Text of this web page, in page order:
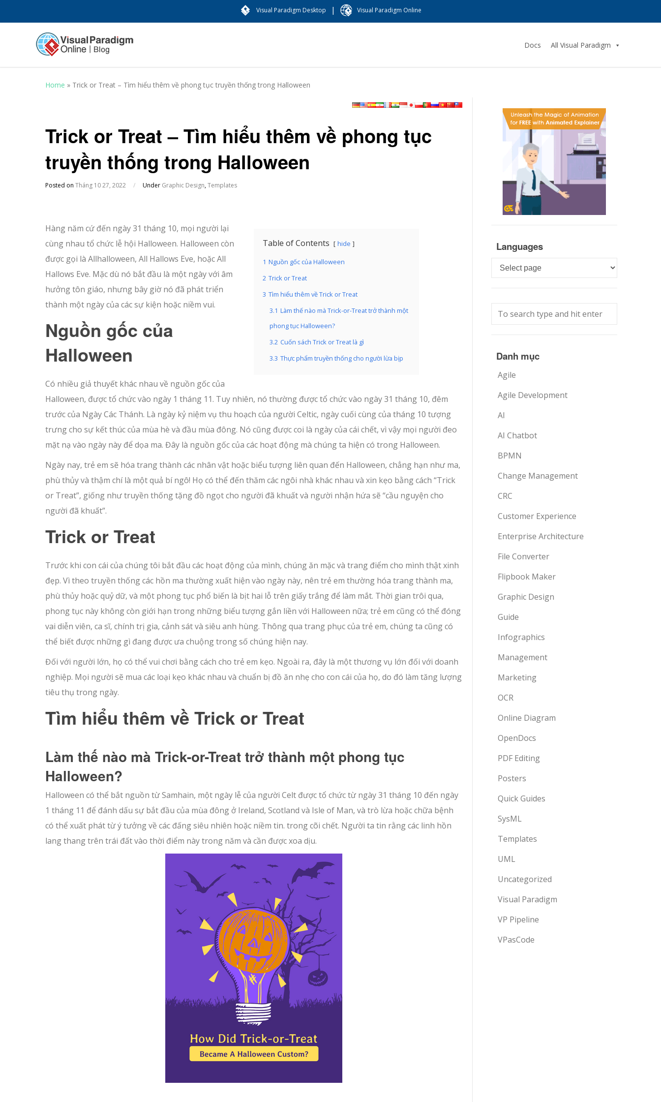
Visual Paradigm Desktop | Visual Paradigm Online
Docs All Visual Paradigm
Home » Trick or Treat – Tìm hiểu thêm về phong tục truyền thống trong Halloween
Trick or Treat – Tìm hiểu thêm về phong tục
truyền thống trong Halloween
Posted on Tháng 10 27, 2022 / Under Graphic Design,Templates
Table of Contents hide
1 Nguồn gốc của Halloween
2 Trick or Treat
3 Tìm hiểu thêm về Trick or Treat
3.1 Làm thế nào mà Trick-or-Treat trở thành một
phong tục Halloween?
3.2 Cuốn sách Trick or Treat là gì
3.3 Thực phẩm truyền thống cho người lừa bịp
Hàng năm cứ đến ngày 31 tháng 10, mọi người lại
cùng nhau tổ chức lễ hội Halloween. Halloween còn
được gọi là Allhalloween, All Hallows Eve, hoặc All
Hallows Eve. Mặc dù nó bắt đầu là một ngày với âm
hưởng tôn giáo, nhưng bây giờ nó đã phát triển
thành một ngày của các sự kiện hoặc niềm vui.
Nguồn gốc của
Halloween
Có nhiều giả thuyết khác nhau về nguồn gốc của
Halloween, được tổ chức vào ngày 1 tháng 11. Tuy nhiên, nó thường được tổ chức vào ngày 31 tháng 10, đêm
trước của Ngày Các Thánh. Là ngày kỷ niệm vụ thu hoạch của người Celtic, ngày cuối cùng của tháng 10 tượng
trưng cho sự kết thúc của mùa hè và đầu mùa đông. Nó cũng được coi là ngày của cái chết, vì vậy mọi người đeo
mặt nạ vào ngày này để dọa ma. Đây là nguồn gốc của các hoạt động mà chúng ta hiện có trong Halloween.
Ngày nay, trẻ em sẽ hóa trang thành các nhân vật hoặc biểu tượng liên quan đến Halloween, chẳng hạn như ma,
phù thủy và thậm chí là một quả bí ngô! Họ có thể đến thăm các ngôi nhà khác nhau và xin kẹo bằng cách “Trick
or Treat”, giống như truyền thống tặng đồ ngọt cho người đã khuất và người nhận hứa sẽ “cầu nguyện cho
người đã khuất”.
Trick or Treat
Trước khi con cái của chúng tôi bắt đầu các hoạt động của mình, chúng ăn mặc và trang điểm cho mình thật xinh
đẹp. Vì theo truyền thống các hồn ma thường xuất hiện vào ngày này, nên trẻ em thường hóa trang thành ma,
phù thủy hoặc quỷ dữ, và một phong tục phổ biến là bịt hai lỗ trên giấy trắng để làm mắt. Thời gian trôi qua,
phong tục này không còn giới hạn trong những biểu tượng gắn liền với Halloween nữa; trẻ em cũng có thể đóng
vai diễn viên, ca sĩ, chính trị gia, cảnh sát và siêu anh hùng. Thông qua trang phục của trẻ em, chúng ta cũng có
thể biết được những gì đang được ưa chuộng trong số chúng hiện nay.
Đối với người lớn, họ có thể vui chơi bằng cách cho trẻ em kẹo. Ngoài ra, đây là một thương vụ lớn đối với doanh
nghiệp. Mọi người sẽ mua các loại kẹo khác nhau và chuẩn bị đồ ăn nhẹ cho con cái của họ, do đó làm tăng lượng
tiêu thụ trong ngày.
Tìm hiểu thêm về Trick or Treat
Làm thế nào mà Trick-or-Treat trở thành một phong tục
Halloween?
Halloween có thể bắt nguồn từ Samhain, một ngày lễ của người Celt được tổ chức từ ngày 31 tháng 10 đến ngày
1 tháng 11 để đánh dấu sự bắt đầu của mùa đông ở Ireland, Scotland và Isle of Man, và trò lừa hoặc chữa bệnh
có thể xuất phát từ ý tưởng về các đấng siêu nhiên hoặc niềm tin. trong cõi chết. Người ta tin rằng các linh hồn
lang thang trên trái đất vào thời điểm này trong năm và cần được xoa dịu.
Languages
Languages
Danh mục
Agile
Agile Development
AI
AI Chatbot
BPMN
Change Management
CRC
Customer Experience
Enterprise Architecture
File Converter
Flipbook Maker
Graphic Design
Guide
Infographics
Management
Marketing
OCR
Online Diagram
OpenDocs
PDF Editing
Posters
Quick Guides
SysML
Templates
UML
Uncategorized
Visual Paradigm
VP Pipeline
VPasCode